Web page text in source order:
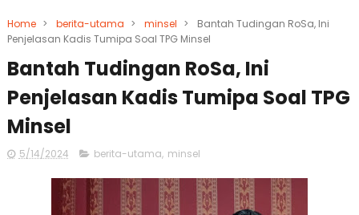
Home > berita-utama > minsel >
Bantah Tudingan RoSa, Ini
Penjelasan Kadis Tumipa Soal TPG Minsel
Bantah Tudingan RoSa, Ini
Penjelasan Kadis Tumipa Soal TPG
Minsel
5/14/2024 berita-utama, minsel